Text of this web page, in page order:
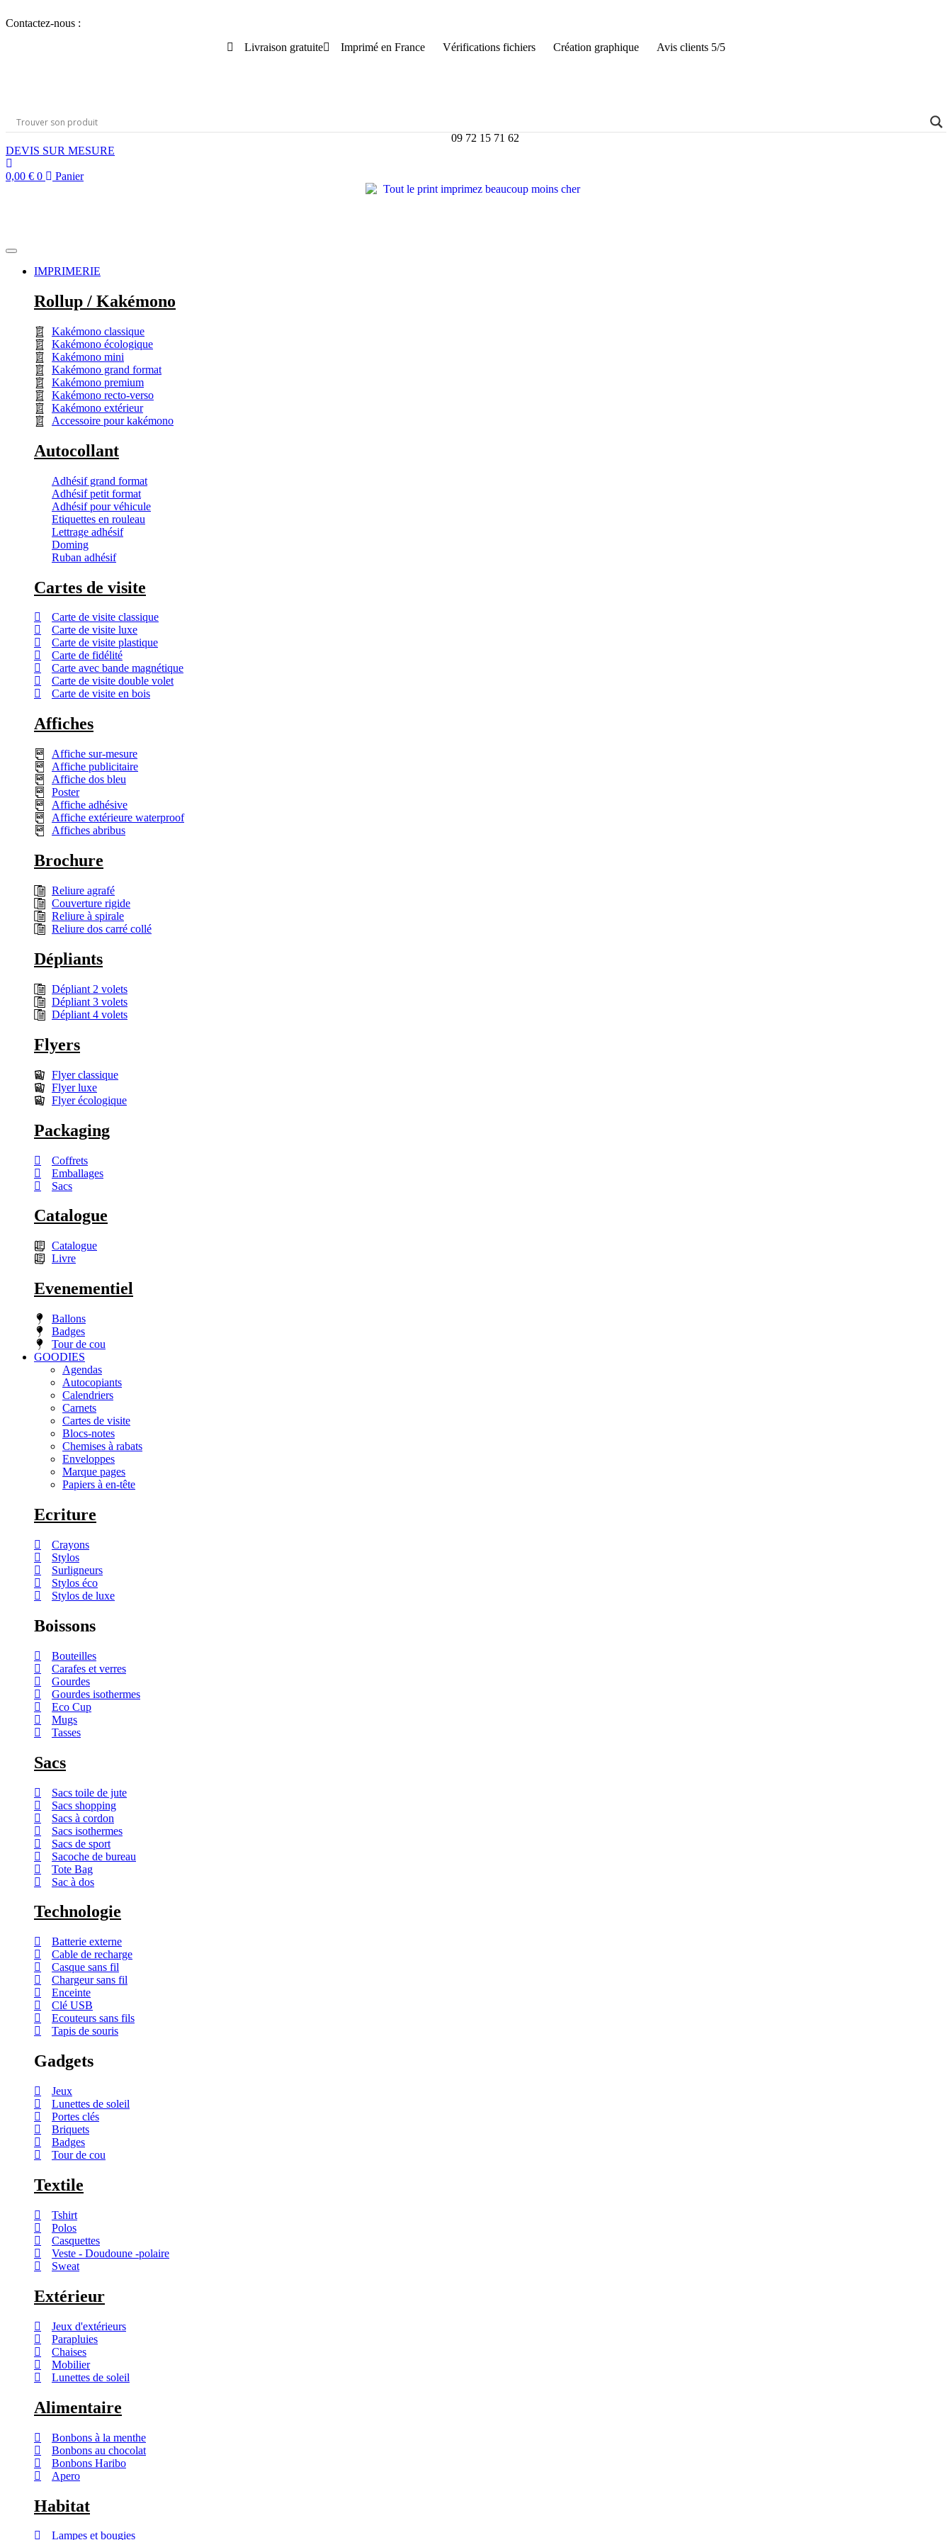
au
Contactez-nous :
Livraison gratuite
Imprimé en France Vérifications fichiers Création graphique Avis clients 5/5
09 72 15 71 62
DEVIS SUR MESURE
0,00 € 0 Panier
IMPRIMERIE
Rollup / Kakémono
Kakémono classique
Kakémono écologique
Kakémono mini
Kakémono grand format
Kakémono premium
Kakémono recto-verso
Kakémono extérieur
Accessoire pour kakémono
Autocollant
Adhésif grand format
Adhésif petit format
Adhésif pour véhicule
Etiquettes en rouleau
Lettrage adhésif
Doming
Ruban adhésif
Cartes de visite
Carte de visite classique
Carte de visite luxe
Carte de visite plastique
Carte de fidélité
Carte avec bande magnétique
Carte de visite double volet
Carte de visite en bois
Affiches
Affiche sur-mesure
Affiche publicitaire
Affiche dos bleu
Poster
Affiche adhésive
Affiche extérieure waterproof
Affiches abribus
Brochure
Reliure agrafé
Couverture rigide
Reliure à spirale
Reliure dos carré collé
Dépliants
Dépliant 2 volets
Dépliant 3 volets
Dépliant 4 volets
Flyers
Flyer classique
Flyer luxe
Flyer écologique
Packaging
Coffrets
Emballages
Sacs
Catalogue
Catalogue
Livre
Evenementiel
Ballons
Badges
Tour de cou
GOODIES
Agendas
Autocopiants
Calendriers
Carnets
Cartes de visite
Blocs-notes
Chemises à rabats
Enveloppes
Marque pages
Papiers à en-tête
Ecriture
Crayons
Stylos
Surligneurs
Stylos éco
Stylos de luxe
Boissons
Bouteilles
Carafes et verres
Gourdes
Gourdes isothermes
Eco Cup
Mugs
Tasses
Sacs
Sacs toile de jute
Sacs shopping
Sacs à cordon
Sacs isothermes
Sacs de sport
Sacoche de bureau
Tote Bag
Sac à dos
Technologie
Batterie externe
Cable de recharge
Casque sans fil
Chargeur sans fil
Enceinte
Clé USB
Ecouteurs sans fils
Tapis de souris
Gadgets
Jeux
Lunettes de soleil
Portes clés
Briquets
Badges
Tour de cou
Textile
Tshirt
Polos
Casquettes
Veste - Doudoune -polaire
Sweat
Extérieur
Jeux d'extérieurs
Parapluies
Chaises
Mobilier
Lunettes de soleil
Alimentaire
Bonbons à la menthe
Bonbons au chocolat
Bonbons Haribo
Apero
Habitat
Lampes et bougies